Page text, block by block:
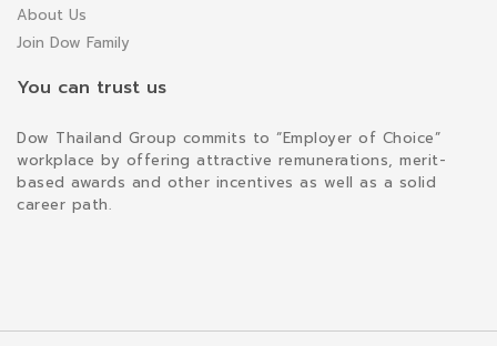
About Us
Join Dow Family
You can trust us
Dow Thailand Group commits to “Employer of Choice”
workplace by offering attractive remunerations, merit-
based awards and other incentives as well as a solid
career path.